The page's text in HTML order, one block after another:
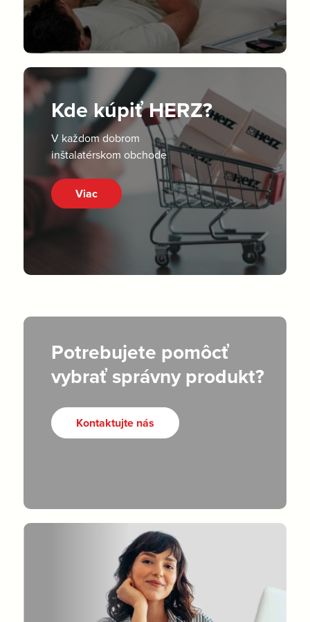
Kde kúpiť HERZ?
V každom dobrom
inštalatérskom obchode
Viac
Potrebujete pomôcť
vybrať správny produkt?
Kontaktujte nás